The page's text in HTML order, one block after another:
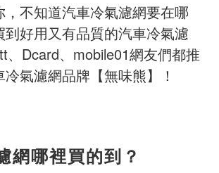
，不知道汽車冷氣濾網要在哪
好用又有品質的汽車冷氣濾
、Dcard、mobile01網友們都推
氣濾網品牌【無味熊】！
網哪裡買的到？